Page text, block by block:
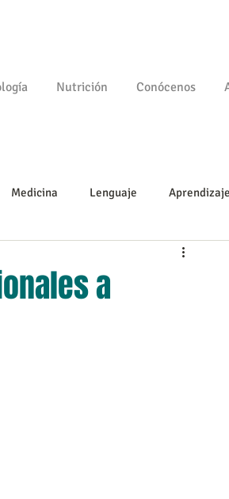
Nutrición Conócenos
Medicina Lenguaje Aprendizaje
a